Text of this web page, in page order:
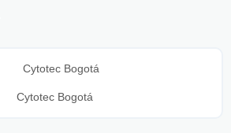
Cytotec Bogotá